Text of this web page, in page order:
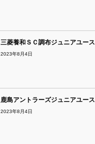
三菱養和ＳＣ調布ジュニアユース
2023年8月4日
鹿島アントラーズジュニアユース
2023年8月4日